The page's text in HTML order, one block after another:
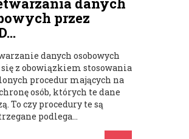
przez
danych osobowych
z obowiązkiem stosowania
procedur mających na
osób, których te dane
To czy procedury te są
podlega...